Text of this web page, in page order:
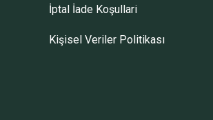
İptal İade Koşullari
Kişisel Veriler Politikası